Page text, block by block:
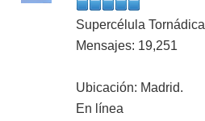
Supercélula Tornádica
Mensajes: 19,251
Ubicación: Madrid.
En línea